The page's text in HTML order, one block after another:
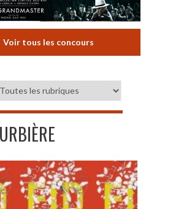
Voir tous les concours